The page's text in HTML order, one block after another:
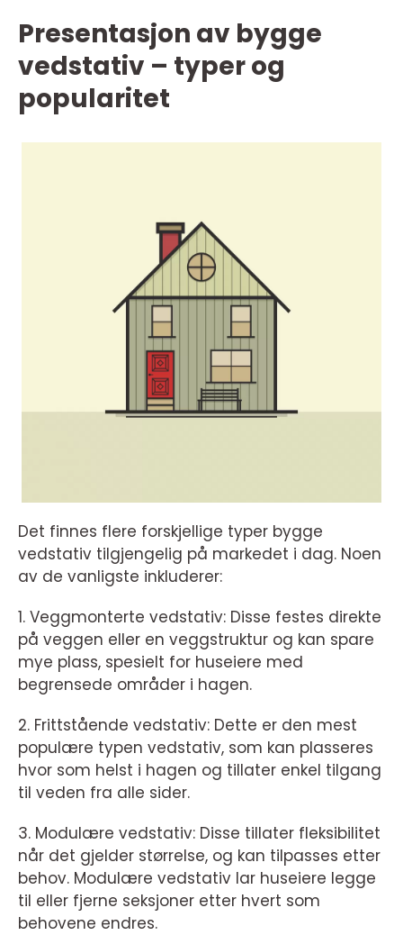
Presentasjon av bygge
vedstativ – typer og
popularitet
Det finnes flere forskjellige typer bygge
vedstativ tilgjengelig på markedet i dag. Noen
av de vanligste inkluderer:
1. Veggmonterte vedstativ: Disse festes direkte
på veggen eller en veggstruktur og kan spare
mye plass, spesielt for huseiere med
begrensede områder i hagen.
2. Frittstående vedstativ: Dette er den mest
populære typen vedstativ, som kan plasseres
hvor som helst i hagen og tillater enkel tilgang
til veden fra alle sider.
3. Modulære vedstativ: Disse tillater fleksibilitet
når det gjelder størrelse, og kan tilpasses etter
behov. Modulære vedstativ lar huseiere legge
til eller fjerne seksjoner etter hvert som
behovene endres.